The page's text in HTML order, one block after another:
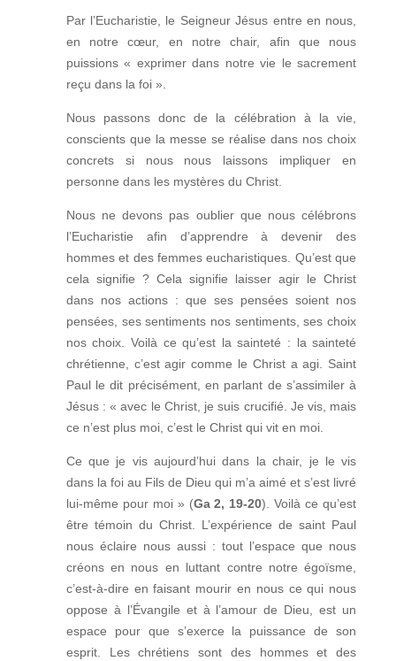
Par l’Eucharistie, le Seigneur Jésus entre en nous,
en notre cœur, en notre chair, afin que nous
puissions « exprimer dans notre vie le sacrement
reçu dans la foi ».
Nous passons donc de la célébration à la vie,
conscients que la messe se réalise dans nos choix
concrets si nous nous laissons impliquer en
personne dans les mystères du Christ.
Nous ne devons pas oublier que nous célébrons
l’Eucharistie afin d’apprendre à devenir des
hommes et des femmes eucharistiques. Qu’est que
cela signifie ? Cela signifie laisser agir le Christ
dans nos actions : que ses pensées soient nos
pensées, ses sentiments nos sentiments, ses choix
nos choix. Voilà ce qu’est la sainteté : la sainteté
chrétienne, c’est agir comme le Christ a agi. Saint
Paul le dit précisément, en parlant de s’assimiler à
Jésus : « avec le Christ, je suis crucifié. Je vis, mais
ce n’est plus moi, c’est le Christ qui vit en moi.
Ce que je vis aujourd’hui dans la chair, je le vis
dans la foi au Fils de Dieu qui m’a aimé et s’est livré
lui-même pour moi » (Ga 2, 19-20). Voilà ce qu’est
être témoin du Christ. L’expérience de saint Paul
nous éclaire nous aussi : tout l’espace que nous
créons en nous en luttant contre notre égoïsme,
c’est-à-dire en faisant mourir en nous ce qui nous
oppose à l’Évangile et à l’amour de Dieu, est un
espace pour que s’exerce la puissance de son
esprit. Les chrétiens sont des hommes et des